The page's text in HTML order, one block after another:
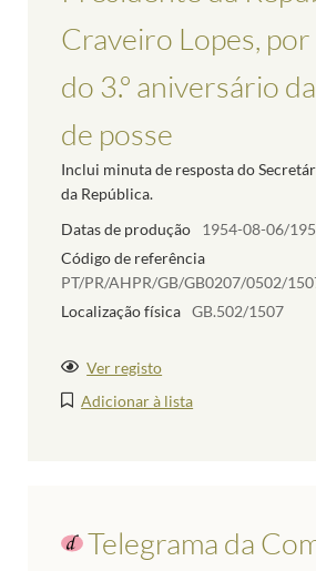
Craveiro Lopes, por
do 3.º aniversário
de posse
Inclui minuta de resposta do
da República.
Datas de produção
1954-08-06/
Código de referência
PT/PR/AHPR/GB/GB0207/0502/
Localização física GB.502/1507
Ver registo
Adicionar à lista
Telegrama da